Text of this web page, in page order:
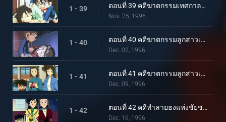
1 - 39 ตอนที่ 39 คดีฆาตกรรมเทศกาลปีศาจแดง
Nov. 25, 1996
1 - 40 ตอนที่ 40 คดีฆาตกรรมลูกสาวเศรษฐี (ตอนแรก)
Dec. 02, 1996
1 - 41 ตอนที่ 41 คดีฆาตกรรมลูกสาวเศรษฐี (ตอนจบ)
Dec. 09, 1996
1 - 42 ตอนที่ 42 คดีทำลายธงแห่งชัยชนะ
Dec. 16, 1996